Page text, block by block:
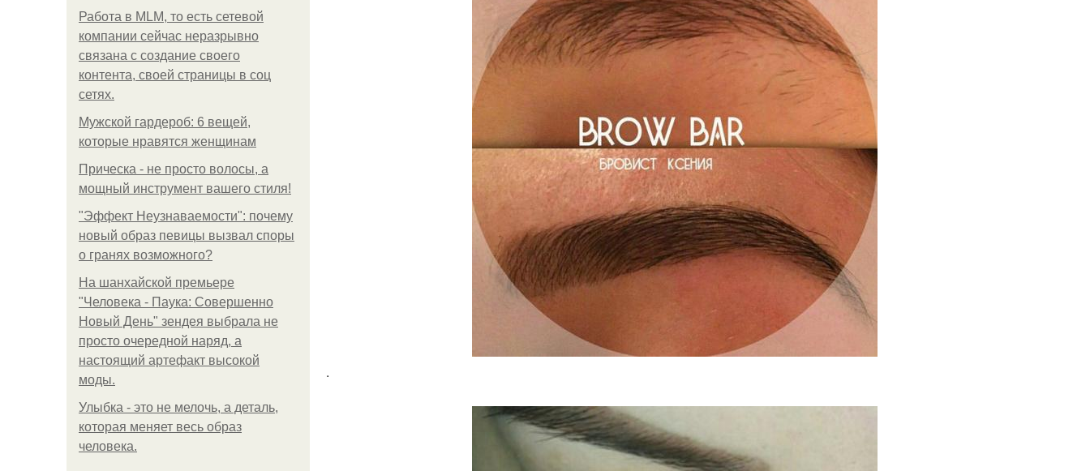
Работа в MLM, то есть сетевой
компании сейчас неразрывно
связана с создание своего
контента, своей страницы в соц
сетях.
Мужской гардероб: 6 вещей,
которые нравятся женщинам
Прическа - не просто волосы, а
мощный инструмент вашего стиля!
"Эффект Неузнаваемости": почему
новый образ певицы вызвал споры
о гранях возможного?
На шанхайской премьере
"Человека - Паука: Совершенно
Новый День" зендея выбрала не
просто очередной наряд, а
настоящий артефакт высокой
моды.
Улыбка - это не мелочь, а деталь,
которая меняет весь образ
человека.
.